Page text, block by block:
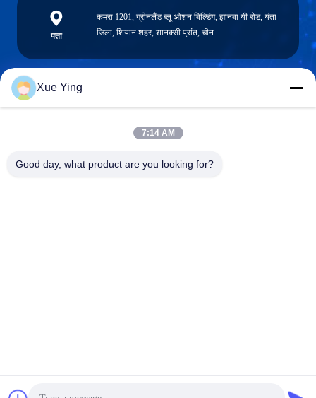
पता
कमरा 1201, ग्रीनलैंड ब्लू ओशन बिल्डिंग, झानबा यी रोड, यंता
जिला, शियान शहर, शानक्सी प्रांत, चीन
sxcd-gyl@163.com
Xue Ying
7:14 AM
Good day, what product are you looking for?